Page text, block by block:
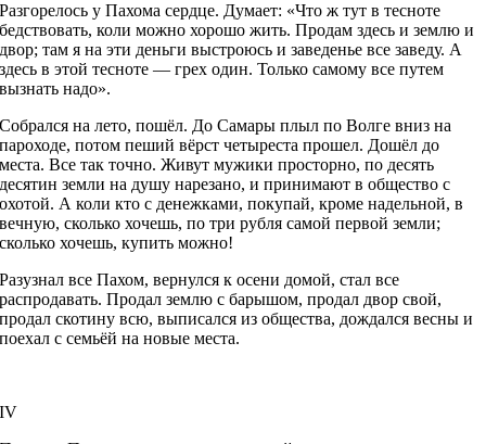
Разгорелось у Пахома сердце. Думает: «Что ж тут в тесноте
бедствовать, коли можно хорошо жить. Продам здесь и землю и
двор; там я на эти деньги выстроюсь и заведенье все заведу. А
здесь в этой тесноте — грех один. Только самому все путем
вызнать надо».
Собрался на лето, пошёл. До Самары плыл по Волге вниз на
пароходе, потом пеший вёрст четыреста прошел. Дошёл до
места. Все так точно. Живут мужики просторно, по десять
десятин земли на душу нарезано, и принимают в общество с
охотой. А коли кто с денежками, покупай, кроме надельной, в
вечную, сколько хочешь, по три рубля самой первой земли;
сколько хочешь, купить можно!
Разузнал все Пахом, вернулся к осени домой, стал все
распродавать. Продал землю с барышом, продал двор свой,
продал скотину всю, выписался из общества, дождался весны и
поехал с семьёй на новые места.
IV